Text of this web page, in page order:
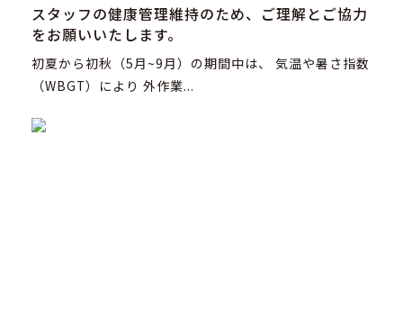
スタッフの健康管理維持のため、ご理解とご協力
をお願いいたします。
初夏から初秋（5月~9月）の期間中は、 気温や暑さ指数
（WBGT）により 外作業...